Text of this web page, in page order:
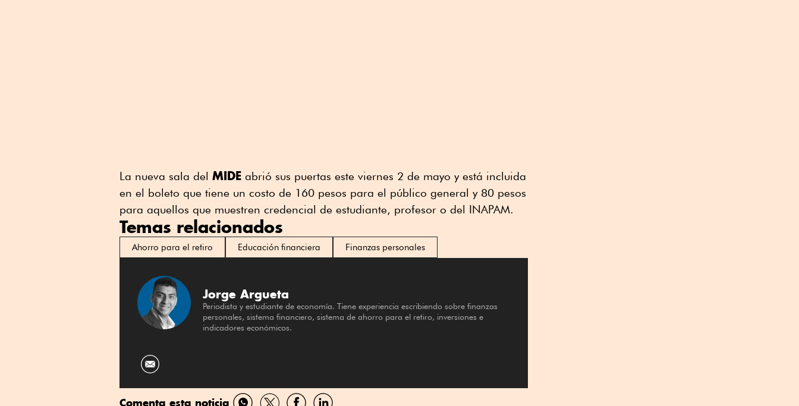
La nueva sala del MIDE abrió sus puertas este viernes 2 de mayo y está incluida
en el boleto que tiene un costo de 160 pesos para el público general y 80 pesos
para aquellos que muestren credencial de estudiante, profesor o del INAPAM.
Temas relacionados
Ahorro para el retiro Educación financiera Finanzas personales
Jorge Argueta
Periodista y estudiante de economía. Tiene experiencia escribiendo sobre finanzas
personales, sistema financiero, sistema de ahorro para el retiro, inversiones e
indicadores económicos.
Comenta esta noticia